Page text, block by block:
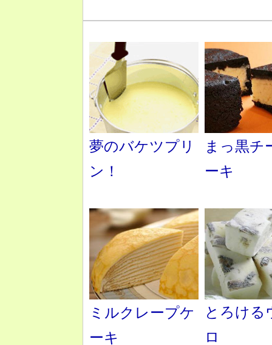
夢のバケツプリ
ン！
ミルクレープケ
ーキ
まっ黒チ
ーキ
とろける
ロ